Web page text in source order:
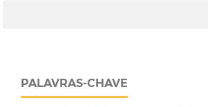
PALAVRAS-CHAVE